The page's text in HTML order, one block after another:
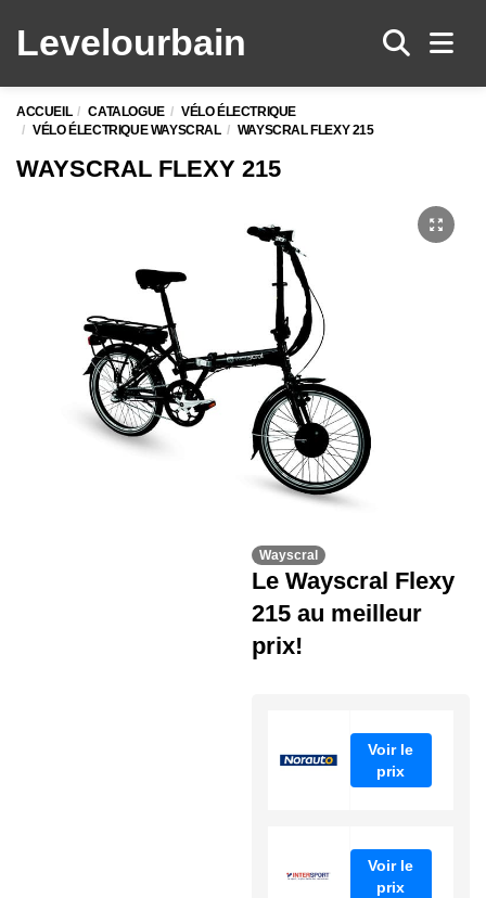
Levelourbain
ACCUEIL CATALOGUE
VÉLO ÉLECTRIQUE
VÉLO ÉLECTRIQUE WAYSCRAL
WAYSCRAL FLEXY 215
WAYSCRAL FLEXY 215
Wayscral
Le Wayscral Flexy
215 au meilleur
prix!
Voir le
prix
Voir le
prix